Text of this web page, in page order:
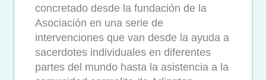
concretado desde la fundación de la
Asociación en una serie de
intervenciones que van desde la ayuda a
sacerdotes individuales en diferentes
partes del mundo hasta la asistencia a la